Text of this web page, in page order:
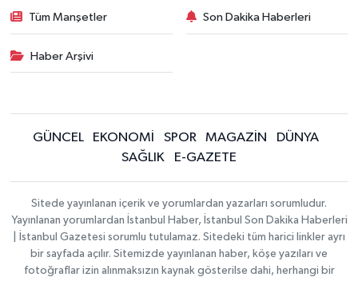
Tüm Manşetler Son Dakika Haberleri
Haber Arşivi
GÜNCEL EKONOMİ SPOR MAGAZİN
DÜNYA
SAĞLIK
E-GAZETE
Sitede yayınlanan içerik ve yorumlardan yazarları sorumludur.
Yayınlanan yorumlardan İstanbul Haber, İstanbul Son Dakika Haberleri
| İstanbul Gazetesi sorumlu tutulamaz. Sitedeki tüm harici linkler ayrı
bir sayfada açılır. Sitemizde yayınlanan haber, köşe yazıları ve
fotoğraflar izin alınmaksızın kaynak gösterilse dahi, herhangi bir